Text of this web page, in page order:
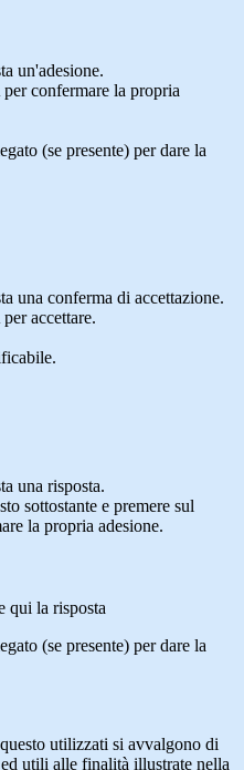
un'adesione.
confermare la propria
(se presente) per dare la
una conferma di accettazione.
accettare.
una risposta.
sottostante e premere sul
la propria adesione.
qui la risposta
(se presente) per dare la
utilizzati si avvalgono di
utili alle finalità illustrate nella